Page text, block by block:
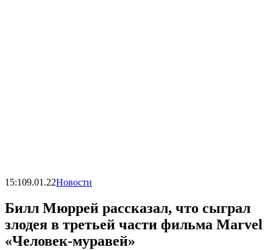
15:109.01.22Новости
Билл Мюррей рассказал, что сыграл
злодея в третьей части фильма Marvel
«Человек-муравей»